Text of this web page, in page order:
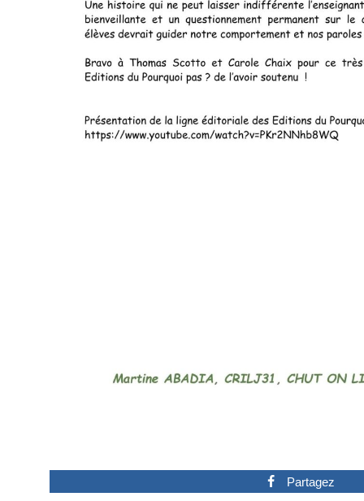
Partagez